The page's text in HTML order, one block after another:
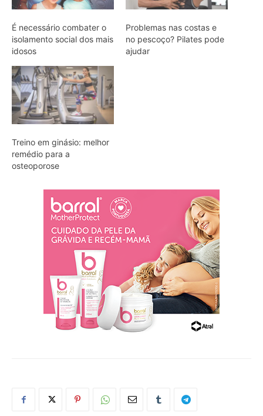
É necessário combater o
isolamento social dos mais
idosos
Problemas nas costas e
no pescoço? Pilates pode
ajudar
Treino em ginásio: melhor
remédio para a
osteoporose